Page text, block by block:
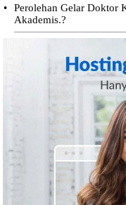
•
Perolehan Gelar Doktor
Akademis.?